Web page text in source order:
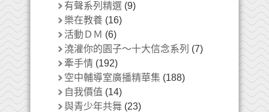
有聲系列精選 (9)
樂在教養 (16)
活動ＤＭ (6)
澆灌你的園子～十大信念系列 (7)
牽手情 (192)
空中輔導室廣播精華集 (188)
自我價值 (14)
與青少年共舞 (23)